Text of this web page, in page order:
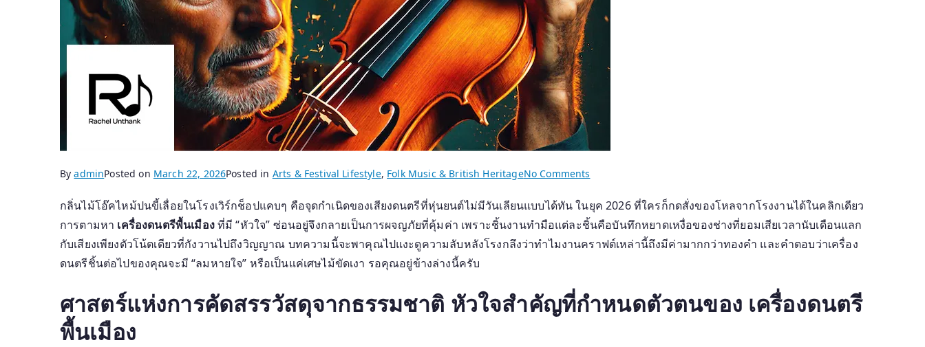
ByadminPosted on March 22, 2026Posted in Arts & Festival Lifestyle, Folk Music & British HeritageNo Comments
จารึก
บน
เนื้อ
เครื่อง
ดนตรี
กลิ่นไม้โอ๊คไหม้ปนขี้เลื่อยในโรงเวิร์กช็อปแคบๆ คือจุดกำเนิดของเสียงดนตรีที่หุ่นยนต์ไม่มีวันเลียนแบบได้ทัน ในยุค 2026 ที่ใครก็กดสั่งของโหลจากโรงงานได้ในคลิกเดียว
การตามหา เครื่องดนตรีพื้นเมืองที่มี “หัวใจ” ซ่อนอยู่จึงกลายเป็นการผจญภัยที่คุ้มค่า เพราะชิ้นงานทำมือแต่ละชิ้นคือบันทึกหยาดเหงื่อของช่างที่ยอมเสียเวลานับเดือนแลก
กับเสียงเพียงตัวโน้ตเดียวที่กังวานไปถึงวิญญาณ บทความนี้จะพาคุณไปแงะดูความลับหลังโรงกลึงว่าทำไมงานคราฟต์เหล่านี้ถึงมีค่ามากกว่าทองคำ และคำตอบว่าเครื่อง
ดนตรีชิ้นต่อไปของคุณจะมี “ลมหายใจ” หรือเป็นแค่เศษไม้ขัดเงา รอคุณอยู่ข้างล่างนี้ครับ
ศาสตร์แห่งการคัดสรรวัสดุจากธรรมชาติ หัวใจสำคัญที่กำหนดตัวตนของ เครื่องดนตรี
พื้นเมือง